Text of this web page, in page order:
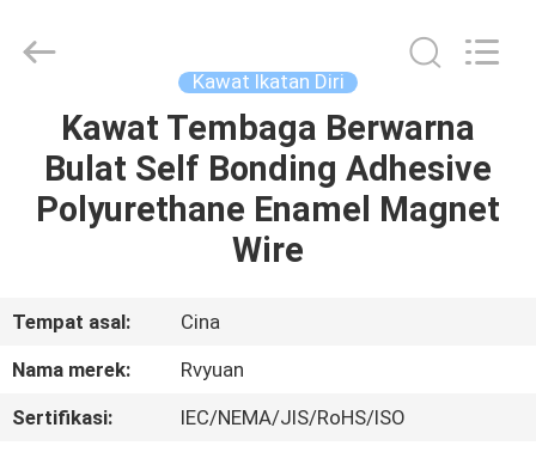
RUMAH
PRODUK
TENTANG
Material
Co,.Ltd.
Kawat Ikatan Diri
Kawat Tembaga Berwarna
Bulat Self Bonding Adhesive
Polyurethane Enamel Magnet
Wire
Tempat asal:
Cina
Nama merek:
Rvyuan
Sertifikasi:
IEC/NEMA/JIS/RoHS/ISO